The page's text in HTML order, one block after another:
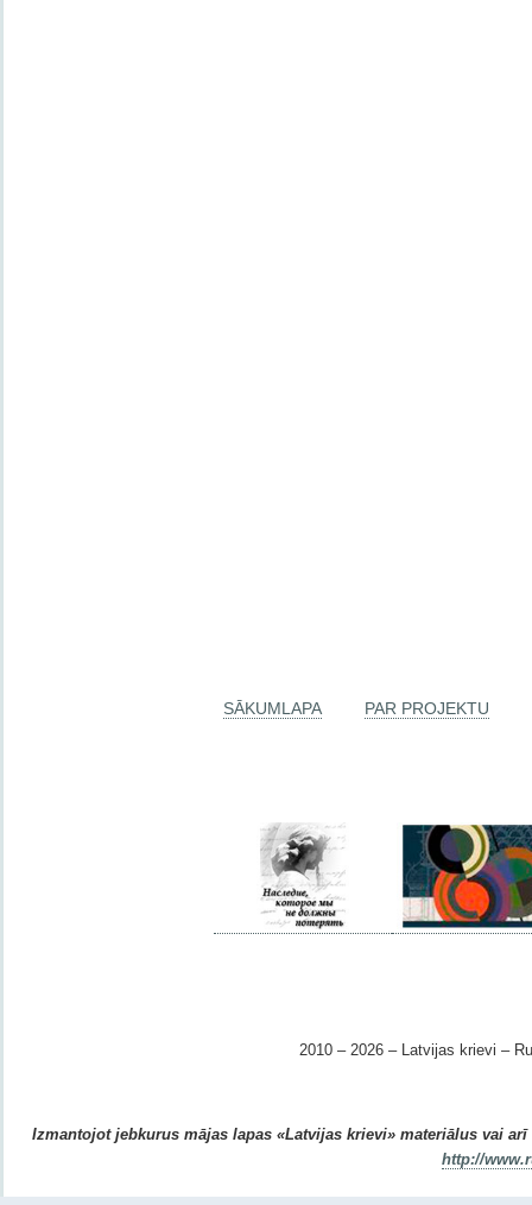
SĀKUMLAPA PAR PROJEKTU
2010 – 2026 – Latvijas krievi –
Izmantojot jebkurus mājas lapas «Latvijas krievi» materiālus vai
http://